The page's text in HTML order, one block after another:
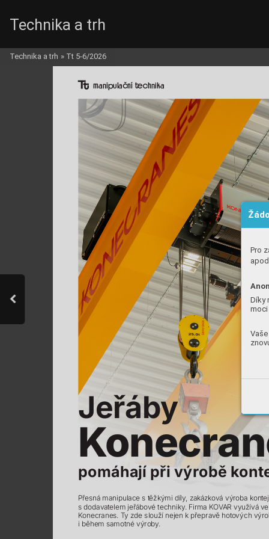
Pro
Díky
moci
milční thk

Konecra



 

Technika a trh
Technika a trh » Tt 5-6/2026